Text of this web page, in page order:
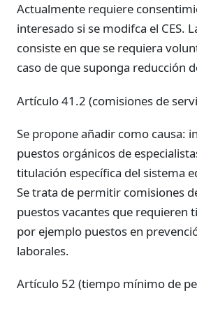
Actualmente requiere
interesado si se modifca el CES.
consiste en que se requiera
caso de que suponga reducción
Artículo 41.2 (comisiones de
Se propone añadir como causa:
puestos orgánicos de
titulación específica del sistema
Se trata de permitir comisiones
puestos vacantes que requieren
por ejemplo puestos en
laborales.
Artículo 52 (tiempo mínimo de